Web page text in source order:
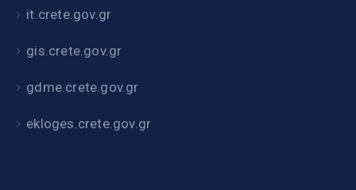
it.crete.gov.gr
gis.crete.gov.gr
gdme.crete.gov.gr
ekloges.crete.gov.gr